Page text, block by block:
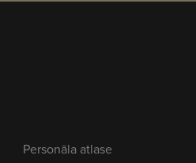
Personāla atlase